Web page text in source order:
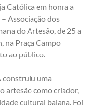
Católica em honra a
Associação dos
do Artesão, de 25 a
na Praça Campo
ao público.
construiu uma
artesão como criador,
cultural baiana. Foi